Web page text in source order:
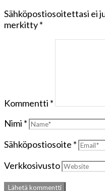
Sähköpostiosoitettasi ei
merkitty*
Kommentti *
Nimi *
Sähköpostiosoite *
Verkkosivusto